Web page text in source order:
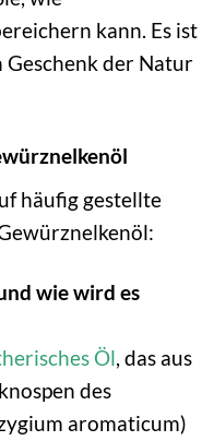
kann. Es ist
Geschenk der Natur
häufig gestellte
wie wird es
Öl, das aus
des
aromaticum)